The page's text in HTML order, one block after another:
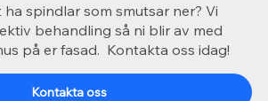
spindlar som smutsar ner? Vi
behandling så ni blir av med
på er fasad. Kontakta oss idag!
Kontakta oss